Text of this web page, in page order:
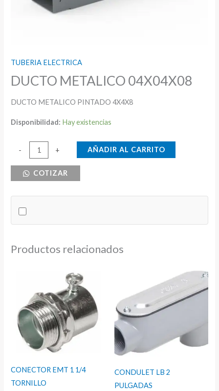
TUBERIA ELECTRICA
DUCTO METALICO 04X04X08
DUCTO METALICO PINTADO 4X4X8
Disponibilidad: Hay existencias
-
METALICO
04X04X08
+ AÑADIR AL CARRITO
COTIZAR
Productos relacionados
CONECTOR EMT 1 1/4
TORNILLO
CONDULET LB 2
PULGADAS